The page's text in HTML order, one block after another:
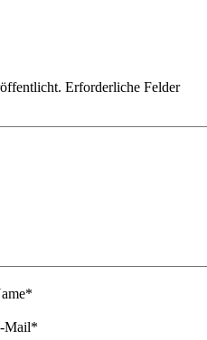
Erforderliche Felder
*
Mail*